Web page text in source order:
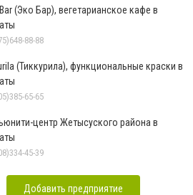
(Эко Бар), вегетарианское кафе в
88-88
(Тиккурила), функциональные краски в
65-65
центр Жетысуского района в
45-39
Добавить предприятие